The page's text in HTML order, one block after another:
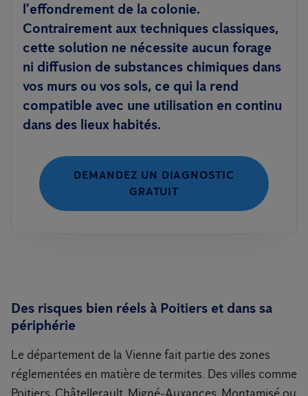
l’effondrement de la colonie.
Contrairement aux techniques classiques,
cette solution ne nécessite aucun forage
ni diffusion de substances chimiques dans
vos murs ou vos sols, ce qui la rend
compatible avec une utilisation en continu
dans des lieux habités.
DEMANDEZ UN DIAGNOSTIC
GRATUIT
Des risques bien réels à Poitiers et dans sa
périphérie
Le département de la Vienne fait partie des zones
réglementées en matière de termites. Des villes comme